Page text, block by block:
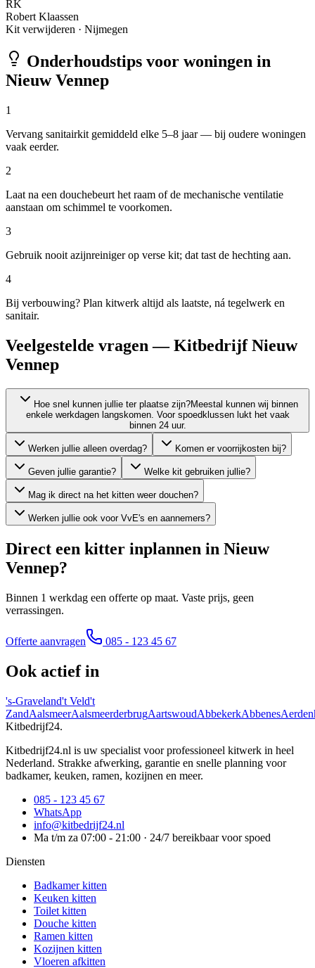
RK
Robert Klaassen
Kit verwijderen · Nijmegen
Onderhoudstips voor woningen in
Nieuw Vennep
1
Vervang sanitairkit gemiddeld elke 5–8 jaar — bij oudere woningen
vaak eerder.
2
Laat na een douchebeurt het raam of de mechanische ventilatie
aanstaan om schimmel te voorkomen.
3
Gebruik nooit azijnreiniger op verse kit; dat tast de hechting aan.
4
Bij verbouwing? Plan kitwerk altijd als laatste, ná tegelwerk en
sanitair.
Veelgestelde vragen — Kitbedrijf Nieuw
Vennep
Hoe snel kunnen jullie ter plaatse zijn?Meestal kunnen wij binnen
enkele werkdagen langskomen. Voor spoedklussen lukt het vaak
binnen 24 uur.
Werken jullie alleen overdag? Komen er voorrijkosten bij?
Geven jullie garantie? Welke kit gebruiken jullie?
Mag ik direct na het kitten weer douchen?
Werken jullie ook voor VvE's en aannemers?
Direct een kitter inplannen in Nieuw
Vennep?
Binnen 1 werkdag een offerte op maat. Vaste prijs, geen
verrassingen.
Offerte aanvragen 085 - 123 45 67
Ook actief in
's-Graveland't Veld't
ZandAalsmeerAalsmeerderbrugAartswoudAbbekerkAbbenes
Kitbedrijf24.
Kitbedrijf24.nl is uw specialist voor professioneel kitwerk in heel
Nederland. Strakke afwerking, garantie en snelle planning voor
badkamer, keuken, ramen, kozijnen en meer.
085 - 123 45 67
WhatsApp
info@kitbedrijf24.nl
Ma t/m za 07:00 - 21:00 · 24/7 bereikbaar voor spoed
Diensten
Badkamer kitten
Keuken kitten
Toilet kitten
Douche kitten
Ramen kitten
Kozijnen kitten
Vloeren afkitten